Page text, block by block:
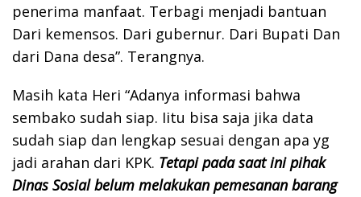
penerima manfaat. Terbagi menjadi bantuan
Dari kemensos. Dari gubernur. Dari Bupati Dan
dari Dana desa”. Terangnya.
Masih kata Heri “Adanya informasi bahwa
sembako sudah siap. Iitu bisa saja jika data
sudah siap dan lengkap sesuai dengan apa yg
jadi arahan dari KPK. Tetapi pada saat ini pihak
Dinas Sosial belum melakukan pemesanan barang